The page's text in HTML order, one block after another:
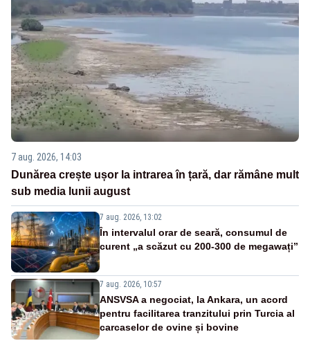
7 aug. 2026, 14:03
Dunărea crește ușor la intrarea în țară, dar rămâne mult
sub media lunii august
7 aug. 2026, 13:02
În intervalul orar de seară, consumul de
curent „a scăzut cu 200-300 de megawați”
7 aug. 2026, 10:57
ANSVSA a negociat, la Ankara, un acord
pentru facilitarea tranzitului prin Turcia al
carcaselor de ovine și bovine